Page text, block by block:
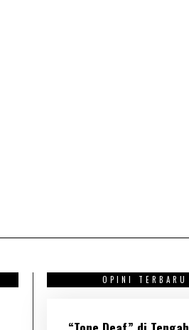
OPINI TERBARU